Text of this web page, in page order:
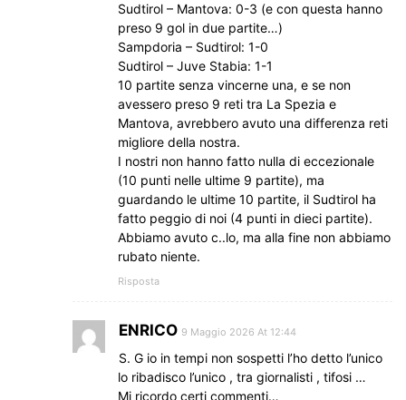
Sudtirol – Mantova: 0-3 (e con questa hanno
preso 9 gol in due partite…)
Sampdoria – Sudtirol: 1-0
Sudtirol – Juve Stabia: 1-1
10 partite senza vincerne una, e se non
avessero preso 9 reti tra La Spezia e
Mantova, avrebbero avuto una differenza reti
migliore della nostra.
I nostri non hanno fatto nulla di eccezionale
(10 punti nelle ultime 9 partite), ma
guardando le ultime 10 partite, il Sudtirol ha
fatto peggio di noi (4 punti in dieci partite).
Abbiamo avuto c..lo, ma alla fine non abbiamo
rubato niente.
Risposta
ENRICO 9 Maggio 2026 At 12:44
S. G io in tempi non sospetti l’ho detto l’unico
lo ribadisco l’unico , tra giornalisti , tifosi …
Mi ricordo certi commenti…